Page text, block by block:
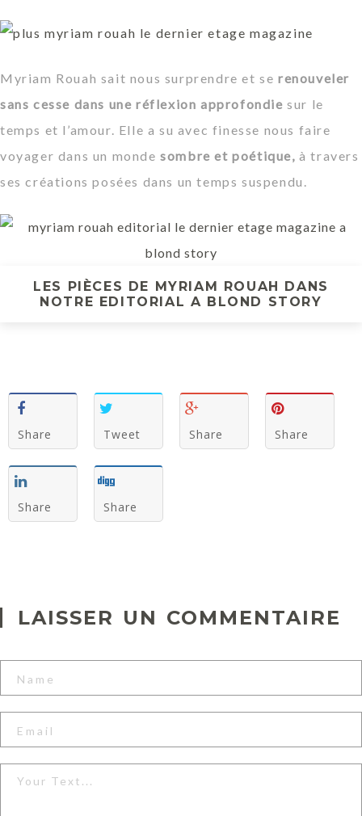
Myriam Rouah sait nous surprendre et se renouveler
sans cesse dans une réflexion approfondiesur le
temps et l’amour. Elle a su avec finesse nous faire
voyager dans un mondesombre et poétique,à travers
ses créations posées dans un temps suspendu.
LES PIÈCES DE MYRIAM ROUAH DANS
NOTRE EDITORIAL A BLOND STORY
Share Tweet Share Share
Share Share
’
o
m
r
e
LAISSER UN COMMENTAIRE